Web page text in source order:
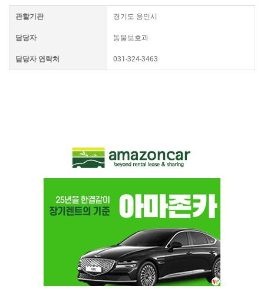
관할기관 경기도 용인시
담당자 동물보호과
담당자 연락처 031-324-3463